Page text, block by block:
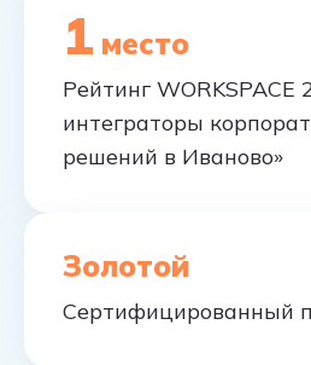
1 место
Рейтинг
интеграторы
решений в Иваново»
Золотой
Сертифицированный